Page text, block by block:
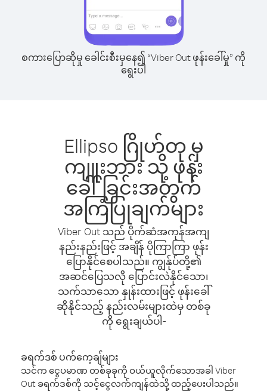
စကားပြောဆိုမှု ခေါင်းစီးမှနေ၍ “Viber Out ဖုန်းခေါ်မှု” ကို
ရွေးပါ
Ellipso ဂြိုဟ်တု မှ
ကျူးဘား သို့ ဖုန်း
ခေါ်ခြင်းအတွက်
အကြံပြုချက်များ
Viber Out သည် ပိုက်ဆံအကုန်အကျ
နည်းနည်းဖြင့် အချိန် ပိုကြာကြာ ဖုန်း
ပြောနိုင်စေပါသည်။ ကျွန်ုပ်တို့၏
အဆင်ပြေသလို ပြောင်းလဲနိုင်သော၊
သက်သာသော နှုန်းထားဖြင့် ဖုန်းခေါ်
ဆိုနိုင်သည့် နည်းလမ်းများထဲမှ တစ်ခု
ကို ရွေးချယ်ပါ-
ခရက်ဒစ် ပက်ကေ့ချ်များ
သင်က ငွေပမာဏ တစ်ခုခုကို ဝယ်ယူလိုက်သောအခါ Viber
Out ခရက်ဒစ်ကို သင့်ငွေလက်ကျန်ထဲသို့ ထည့်ပေးပါသည်။